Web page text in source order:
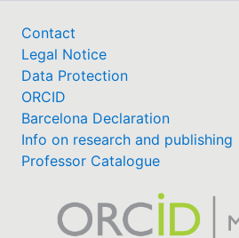
Contact
Legal Notice
Data Protection
ORCID
Barcelona Declaration
Info on research and publishing
Professor Catalogue